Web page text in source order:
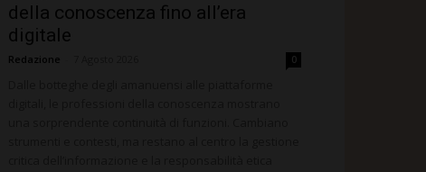
della conoscenza fino all’era
digitale
Redazione 0